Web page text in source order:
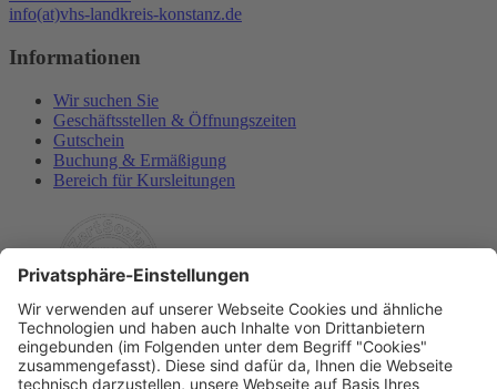
info(at)vhs-landkreis-konstanz.de
Informationen
Wir suchen Sie
Geschäftsstellen & Öffnungszeiten
Gutschein
Buchung & Ermäßigung
Bereich für Kursleitungen
Rechtliches